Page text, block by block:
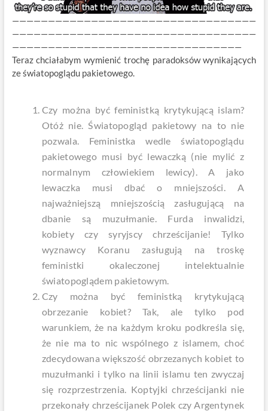
——————————————————————————————————
——————————————————————————————————
————————————————————————————————
Teraz chciałabym wymienić trochę paradoksów wynikających
ze światopoglądu pakietowego.
Czy można być feministką krytykującą islam?
Otóż nie. Światopogląd pakietowy na to nie
pozwala. Feministka wedle światopoglądu
pakietowego musi być lewaczką (nie mylić z
normalnym człowiekiem lewicy). A jako
lewaczka musi dbać o mniejszości. A
najważniejszą mniejszością zasługującą na
dbanie są muzułmanie. Furda inwalidzi,
kobiety czy syryjscy chrześcijanie! Tylko
wyznawcy Koranu zasługują na troskę
feministki okaleczonej intelektualnie
światopoglądem pakietowym.
Czy można być feministką krytykującą
obrzezanie kobiet? Tak, ale tylko pod
warunkiem, że na każdym kroku podkreśla się,
że nie ma to nic wspólnego z islamem, choć
zdecydowana większość obrzezanych kobiet to
muzułmanki i tylko na linii islamu ten zwyczaj
się rozprzestrzenia. Koptyjki chrześcijanki nie
przekonały chrześcijanek Polek czy Argentynek